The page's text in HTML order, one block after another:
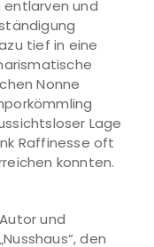
entlarven und
tief in eine
Nonne
Lage
Raffinesse oft
konnten.
und
den